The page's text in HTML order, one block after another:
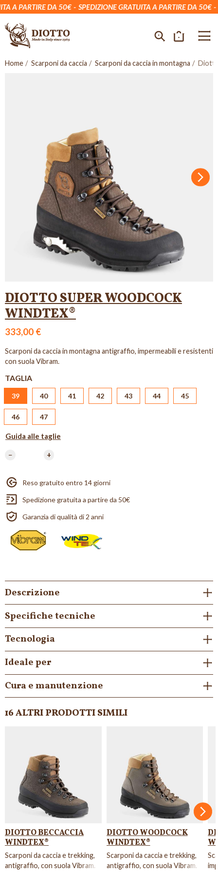
A PARTIRE DA 50€ SPEDIZIONE GRATUITA A PARTIRE DA 50€
Home Scarponi da caccia Scarponi da caccia in montagna
DIOTTO SUPER WOODCOCK
WINDTEX®
333,00 €
Scarponi da caccia in montagna antigraffio, impermeabili e resistenti
con suola Vibram.
TAGLIA
39 40 41 42 43 44 45
46 47
Guida alle taglie
− +
Reso gratuito entro 14 giorni
Spedizione gratuita a partire da 50€
Garanzia di qualità di 2 anni
Descrizione
Specifiche tecniche
Tecnologia
Ideale per
Cura e manutenzione
16 ALTRI PRODOTTI SIMILI
DIOTTO BECCACCIA
WINDTEX®
Scarponi da caccia e trekking,
antigraffio, con suola Vibram.
DIOTTO WOODCOCK
WINDTEX®
Scarponi da caccia e trekking,
antigraffio, con suola Vibram.